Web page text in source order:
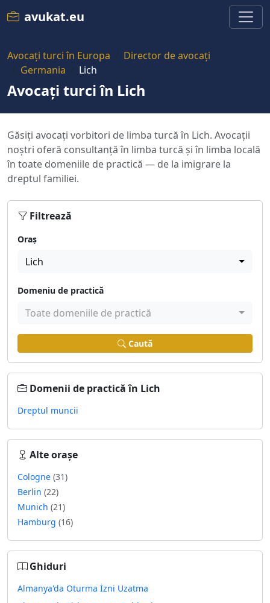
avukat.eu
Avocați turci în Europa
Director de avocați
Germania
Lich
Avocați turci în Lich
Găsiți avocați vorbitori de limba turcă în Lich. Avocații
noștri oferă consultanță în limba turcă și în limba locală
în toate domeniile de practică — de la imigrare la
dreptul familiei.
Filtrează
Oraș
Lich
Domeniu de practică
Toate domeniile de practică
Caută
Domenii de practică în Lich
Dreptul muncii
Alte orașe
Cologne (31)
Berlin (22)
Munich (21)
Hamburg (16)
Ghiduri
Almanya'da Oturma İzni Uzatma